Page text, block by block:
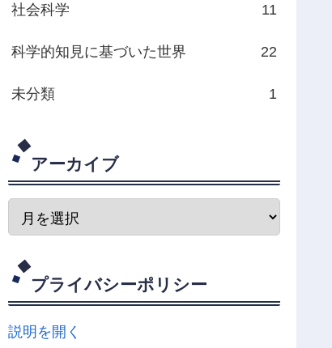
社会科学 11
科学的知見に基づいた世界 22
未分類 1
アーカイブ
プライバシーポリシー
説明を開く